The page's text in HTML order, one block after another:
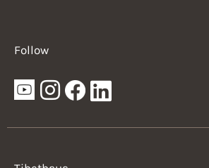
Follow